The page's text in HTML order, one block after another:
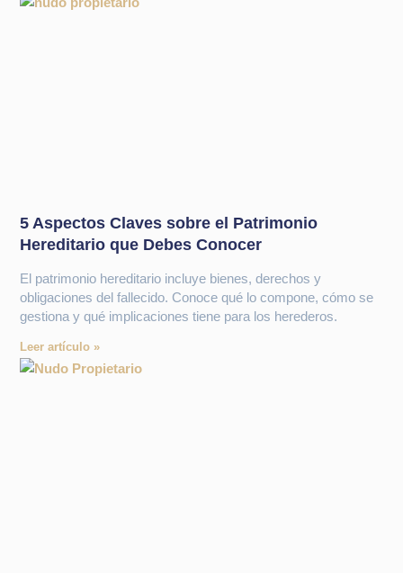
5 Aspectos Claves sobre el Patrimonio
Hereditario que Debes Conocer
El patrimonio hereditario incluye bienes, derechos y
obligaciones del fallecido. Conoce qué lo compone, cómo se
gestiona y qué implicaciones tiene para los herederos.
Leer artículo »